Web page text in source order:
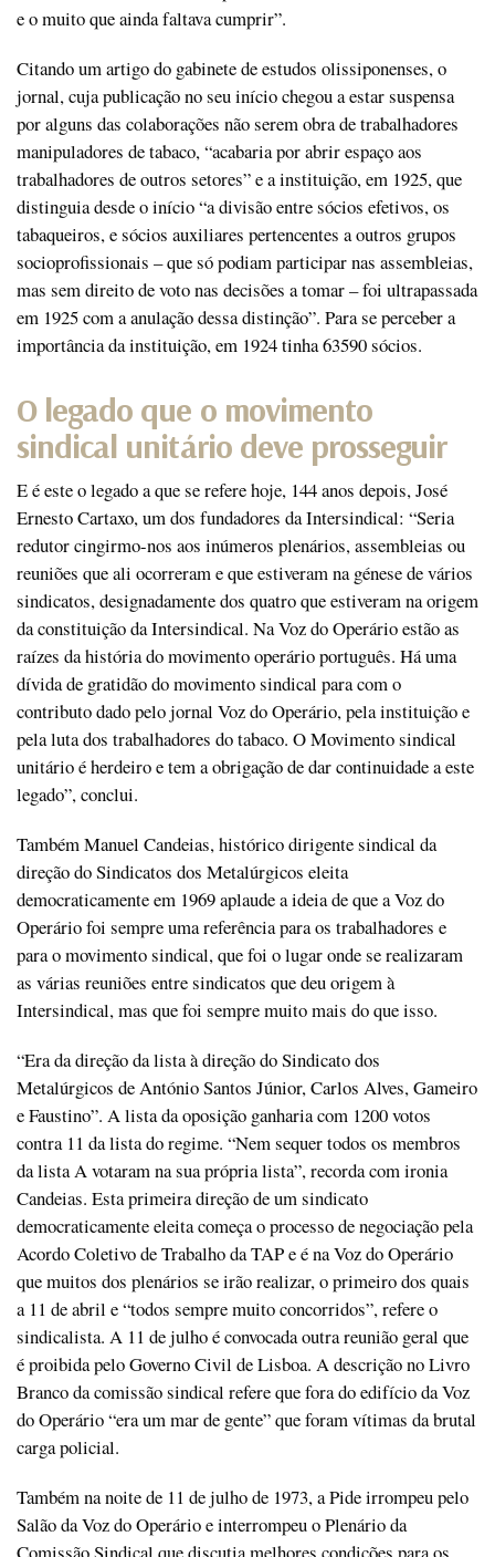
e o muito que ainda faltava cumprir”.
Citando um artigo do gabinete de estudos olissiponenses, o
jornal, cuja publicação no seu início chegou a estar suspensa
por alguns das colaborações não serem obra de trabalhadores
manipuladores de tabaco, “acabaria por abrir espaço aos
trabalhadores de outros setores” e a instituição, em 1925, que
distinguia desde o início “a divisão entre sócios efetivos, os
tabaqueiros, e sócios auxiliares pertencentes a outros grupos
socioprofissionais – que só podiam participar nas assembleias,
mas sem direito de voto nas decisões a tomar – foi ultrapassada
em 1925 com a anulação dessa distinção”. Para se perceber a
importância da instituição, em 1924 tinha 63590 sócios.
O legado que o movimento
sindical unitário deve prosseguir
E é este o legado a que se refere hoje, 144 anos depois, José
Ernesto Cartaxo, um dos fundadores da Intersindical: “Seria
redutor cingirmo-nos aos inúmeros plenários, assembleias ou
reuniões que ali ocorreram e que estiveram na génese de vários
sindicatos, designadamente dos quatro que estiveram na origem
da constituição da Intersindical. Na Voz do Operário estão as
raízes da história do movimento operário português. Há uma
dívida de gratidão do movimento sindical para com o
contributo dado pelo jornal Voz do Operário, pela instituição e
pela luta dos trabalhadores do tabaco. O Movimento sindical
unitário é herdeiro e tem a obrigação de dar continuidade a este
legado”, conclui.
Também Manuel Candeias, histórico dirigente sindical da
direção do Sindicatos dos Metalúrgicos eleita
democraticamente em 1969 aplaude a ideia de que a Voz do
Operário foi sempre uma referência para os trabalhadores e
para o movimento sindical, que foi o lugar onde se realizaram
as várias reuniões entre sindicatos que deu origem à
Intersindical, mas que foi sempre muito mais do que isso.
“Era da direção da lista à direção do Sindicato dos
Metalúrgicos de António Santos Júnior, Carlos Alves, Gameiro
e Faustino”. A lista da oposição ganharia com 1200 votos
contra 11 da lista do regime. “Nem sequer todos os membros
da lista A votaram na sua própria lista”, recorda com ironia
Candeias. Esta primeira direção de um sindicato
democraticamente eleita começa o processo de negociação pela
Acordo Coletivo de Trabalho da TAP e é na Voz do Operário
que muitos dos plenários se irão realizar, o primeiro dos quais
a 11 de abril e “todos sempre muito concorridos”, refere o
sindicalista. A 11 de julho é convocada outra reunião geral que
é proibida pelo Governo Civil de Lisboa. A descrição no Livro
Branco da comissão sindical refere que fora do edifício da Voz
do Operário “era um mar de gente” que foram vítimas da brutal
carga policial.
Também na noite de 11 de julho de 1973, a Pide irrompeu pelo
Salão da Voz do Operário e interrompeu o Plenário da
Comissão Sindical que discutia melhores condições para os